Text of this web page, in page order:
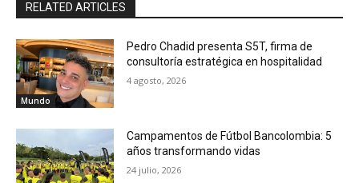
RELATED ARTICLES
Mundo
Pedro Chadid presenta S5T, firma de
consultoría estratégica en hospitalidad
4 agosto, 2026
Campamentos de Fútbol Bancolombia: 5
años transformando vidas
24 julio, 2026